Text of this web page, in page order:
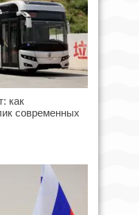
как
современных